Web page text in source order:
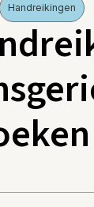
Handreikingen